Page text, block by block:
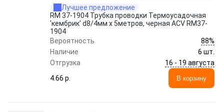
Лучшее предложение
RM 37-1904 Трубка проводки Термоусадочная
'кембрик' d8/4мм х 5метров, черная ACV RM37-
1904
Вероятность
88%
Наличие
6 шт.
Отгрузка
16 - 19 августа
4.66 p.
В корзину